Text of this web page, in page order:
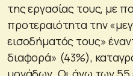
της εργασίας τους, με
προτεραιότητα την
εισοδήματός τους»
διαφορά» (43%),